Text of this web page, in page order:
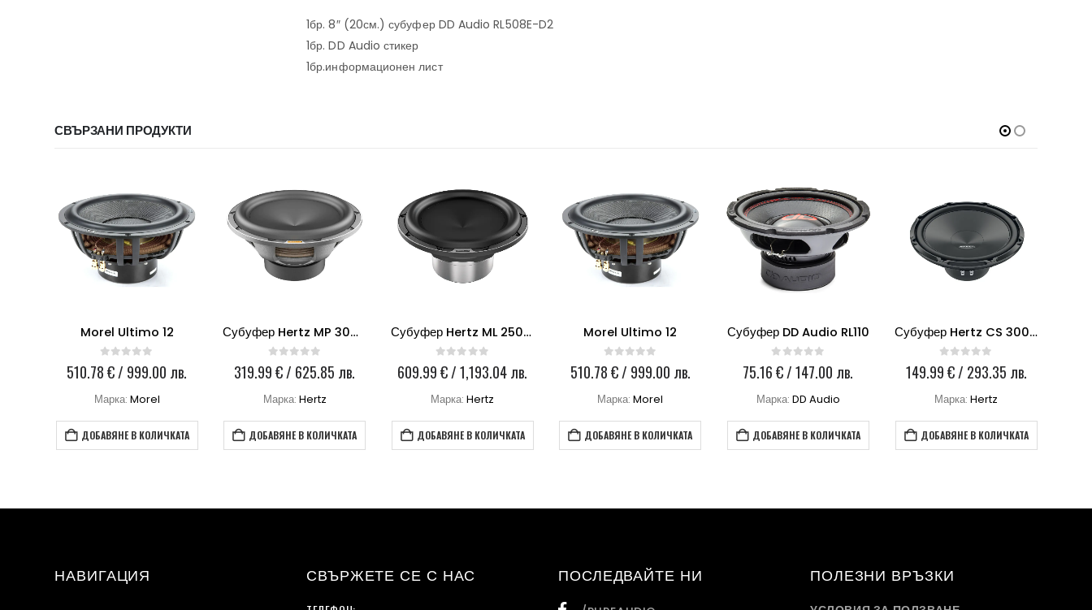
1бр. 8″ (20см.) субуфер DD Audio RL508E-D2
1бр. DD Audio стикер
1бр.информационен лист
СВЪРЗАНИ ПРОДУКТИ
Morel Ultimo 12
0 out of 5
510.78€/ 999.00 лв.
Марка: Morel
ДОБАВЯНЕ В КОЛИЧКАТА
Субуфер Hertz MP 300D2.3 PRO
0 out of 5
319.99€/ 625.85 лв.
Марка: Hertz
ДОБАВЯНЕ В КОЛИЧКАТА
Субуфер Hertz ML 2500.3
out of 5
609.99€/ 1,193.04 лв.
Марка:Hertz
ДОБАВЯНЕ В КОЛИЧКАТА
Morel Ultimo 12
0 out of 5
510.78€/ 999.00 лв.
Марка:Morel
ДОБАВЯНЕ В КОЛИЧКАТА
Субуфер DD Audio RL110
out of 5
75.16€/ 147.00 лв.
Марка: DD Audio
ДОБАВЯНЕ В КОЛИЧКАТА
Субуфер Hertz CS 300 S2
0 out of 5
149.99€/ 293.35 лв.
Марка:Hertz
ДОБАВЯНЕ В КОЛИЧКАТА
НАВИГАЦИЯ СВЪРЖЕТЕ СЕ С НАС ПОСЛЕДВАЙТЕ НИ ПОЛЕЗНИ ВРЪЗКИ